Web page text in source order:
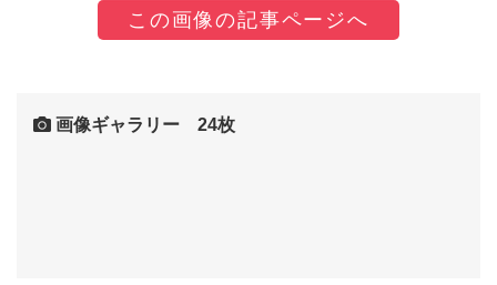
この画像の記事ページへ
画像ギャラリー 24枚